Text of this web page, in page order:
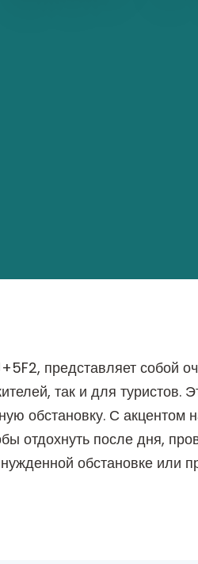
представляет собой
так и для туристов.
обстановку. С
отдохнуть после дня,
обстановке или